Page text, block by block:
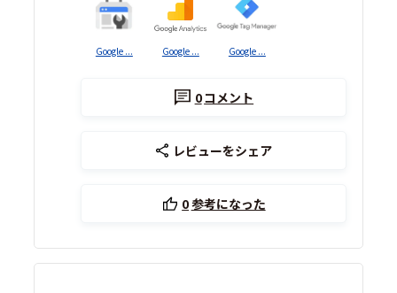
Google ... Google ... Google ...
0コメント
レビューをシェア
0参考になった